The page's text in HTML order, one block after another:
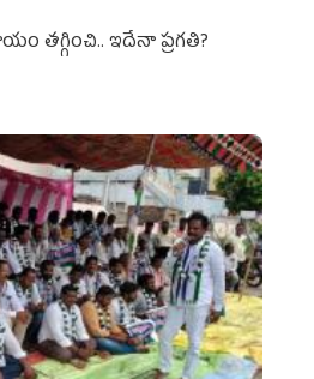
తగ్గించి.. ఇదేనా ప్రగతి?